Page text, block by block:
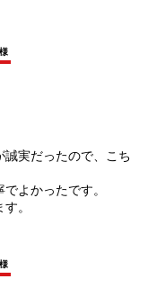
実だったので、こち
よかったです。
。